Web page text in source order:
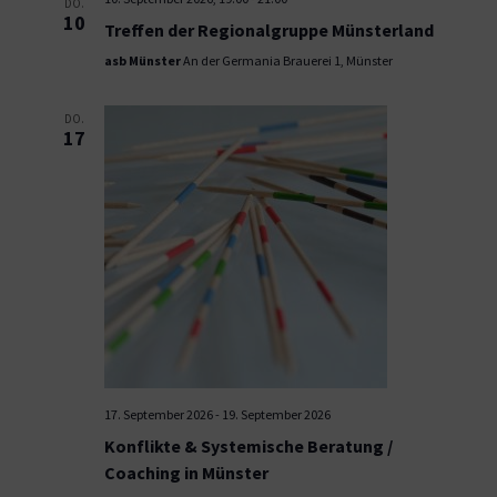
DO.
10 Treffen der Regionalgruppe Münsterland
asb MünsterAn der Germania Brauerei 1, Münster
DO.
17
17. September 2026- 19. September 2026
Konflikte & Systemische Beratung /
Coaching in Münster